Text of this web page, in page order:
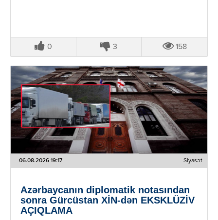
0 3 158
06.08.2026 19:17 Siyasət
Azərbaycanın diplomatik notasından
sonra Gürcüstan XİN-dən EKSKLÜZİV
AÇIQLAMA